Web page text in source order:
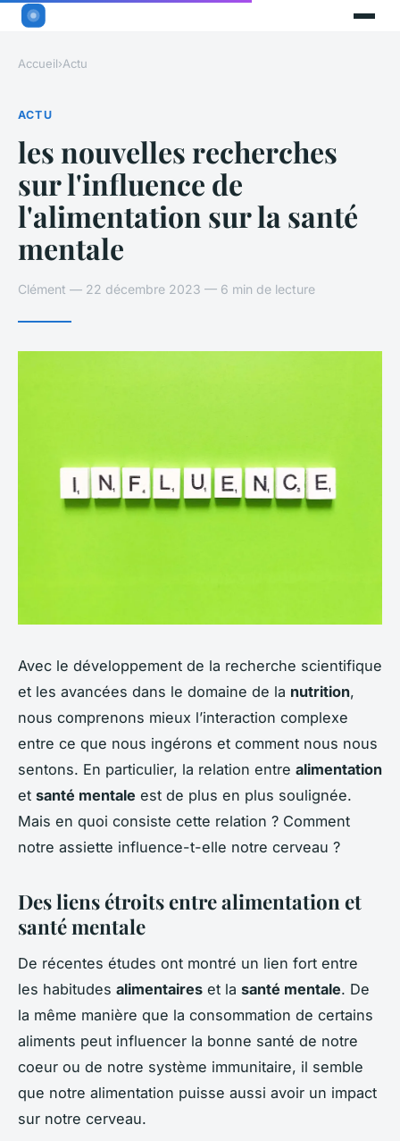
Accueil›Actu
ACTU
les nouvelles recherches
sur l'influence de
l'alimentation sur la santé
mentale
Clément — 22 décembre 2023 — 6 min de lecture
Avec le développement de la recherche scientifique
et les avancées dans le domaine de la nutrition,
nous comprenons mieux l’interaction complexe
entre ce que nous ingérons et comment nous nous
sentons. En particulier, la relation entre alimentation
et santé mentale est de plus en plus soulignée.
Mais en quoi consiste cette relation ? Comment
notre assiette influence-t-elle notre cerveau ?
Des liens étroits entre alimentation et
santé mentale
De récentes études ont montré un lien fort entre
les habitudes alimentaires et la santé mentale. De
la même manière que la consommation de certains
aliments peut influencer la bonne santé de notre
coeur ou de notre système immunitaire, il semble
que notre alimentation puisse aussi avoir un impact
sur notre cerveau.